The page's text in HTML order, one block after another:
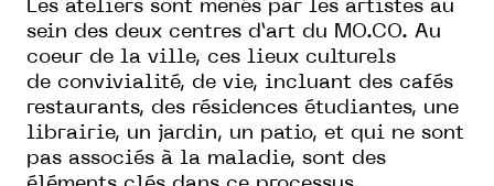
Les ateliers sont menés par les artistes au
sein des deux centres d’art du MO.CO. Au
coeur de la ville, ces lieux culturels
de convivialité, de vie, incluant des cafés
restaurants, des résidences étudiantes, une
librairie, un jardin, un patio, et qui ne sont
pas associés à la maladie, sont des